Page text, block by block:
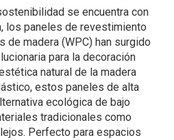
se encuentra con
los paneles de revestimiento
de madera (WPC) han surgido
para la decoración
natural de la madera
estos paneles de alta
ecológica de bajo
tradicionales como
Perfecto para espacios